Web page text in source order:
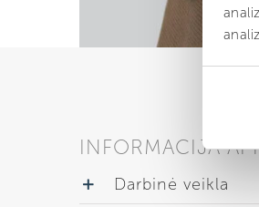
INFORMACIJA
Darbinė veikla